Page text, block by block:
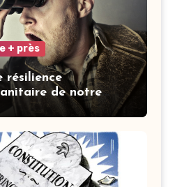
+ près
résilience
de notre
ne font pas la vertu